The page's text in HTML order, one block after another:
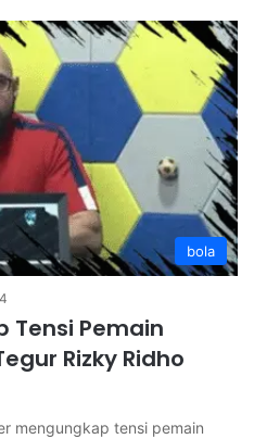
bola
4
Tensi Pemain
Rizky Ridho
mengungkap tensi pemain